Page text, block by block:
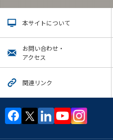
本サイトについて
お問い合わせ・
アクセス
関連リンク
2018年
2016年
2015年